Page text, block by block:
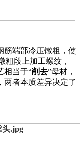
筋端部冷压镦粗，使
粗段上加工螺纹，
相当于“削去”母材，
两者本质差异决定了